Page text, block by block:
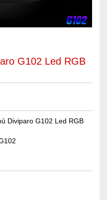
G102 Led RGB
Diviparo G102 Led RGB